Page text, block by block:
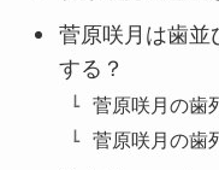
菅原咲月は歯並
する？
菅原咲月の歯
菅原咲月の歯